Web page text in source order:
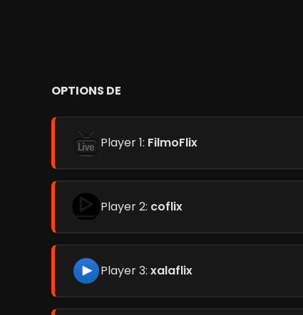
OPTIONS DE
Player 1: FilmoFlix
Player 2: coflix
Player 3: xalaflix